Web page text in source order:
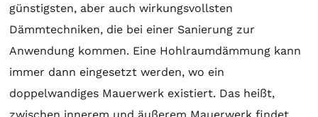
günstigsten, aber auch wirkungsvollsten
Dämmtechniken, die bei einer Sanierung zur
Anwendung kommen. Eine Hohlraumdämmung kann
immer dann eingesetzt werden, wo ein
doppelwandiges Mauerwerk existiert. Das heißt,